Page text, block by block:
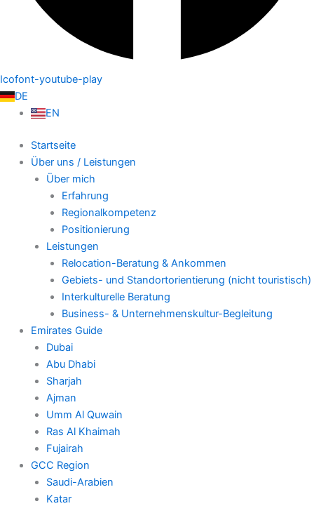
Icofont-youtube-play
DE
EN
Startseite
Über uns / Leistungen
Über mich
Erfahrung
Regionalkompetenz
Positionierung
Leistungen
Relocation-Beratung & Ankommen
Gebiets- und Standortorientierung (nicht touristisch)
Interkulturelle Beratung
Business- & Unternehmenskultur-Begleitung
Emirates Guide
Dubai
Abu Dhabi
Sharjah
Ajman
Umm Al Quwain
Ras Al Khaimah
Fujairah
GCC Region
Saudi-Arabien
Katar